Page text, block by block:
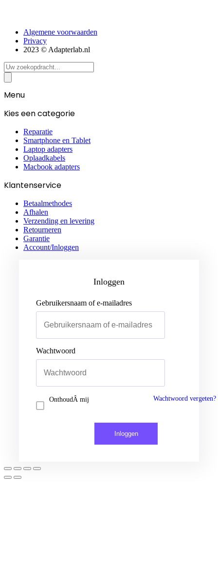
Algemene voorwaarden
Privacy
2023 © Adapterlab.nl
Search
...
Menu
Kies een categorie
Reparatie
Smartphone en Tablet
Laptop adapters
Oplaadkabels
Macbook adapters
Klantenservice
Betaalmethodes
Afhalen
Verzending en levering
Retourneren
Garantie
Account/Inloggen
Gebruikersnaam of e-mailadres
Wachtwoord
Inloggen